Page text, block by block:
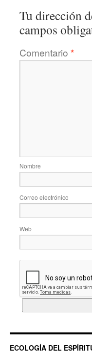
Tu dirección
campos
Comentario *
Nombre
Correo electrónico
Web
ECOLOGÍA DEL